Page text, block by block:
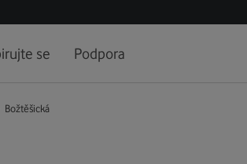
se Podpora
Božtěšická